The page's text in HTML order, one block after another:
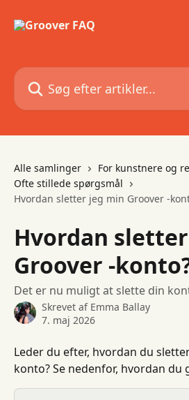
Søg efter artikler...
Alle samlinger
For kunstnere og
Ofte stillede spørgsmål
Hvordan sletter jeg min Groover -
Hvordan
Groover -
Det er nu muligt at slette din
Skrevet af Emma Ballay
7. maj 2026
Leder du efter, hvordan du
konto? Se nedenfor, hvordan du